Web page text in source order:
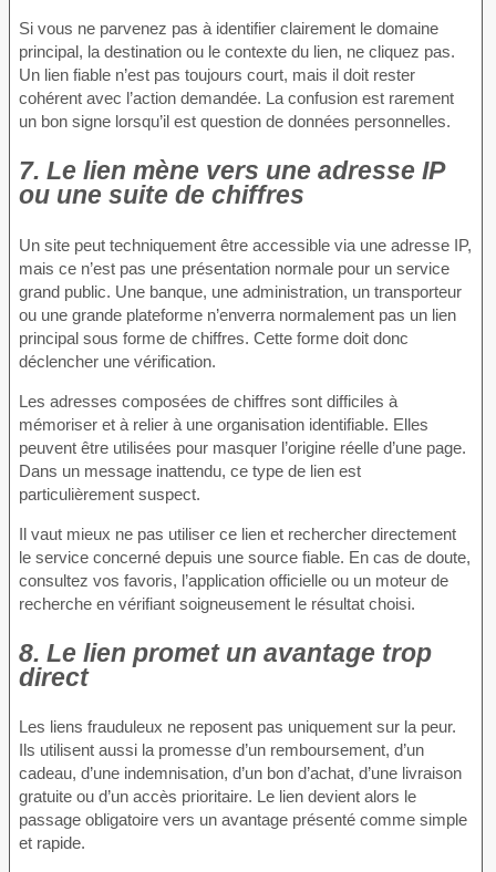
Si vous ne parvenez pas à identifier clairement le domaine
principal, la destination ou le contexte du lien, ne cliquez pas.
Un lien fiable n’est pas toujours court, mais il doit rester
cohérent avec l’action demandée. La confusion est rarement
un bon signe lorsqu’il est question de données personnelles.
7. Le lien mène vers une adresse IP
ou une suite de chiffres
Un site peut techniquement être accessible via une adresse IP,
mais ce n’est pas une présentation normale pour un service
grand public. Une banque, une administration, un transporteur
ou une grande plateforme n’enverra normalement pas un lien
principal sous forme de chiffres. Cette forme doit donc
déclencher une vérification.
Les adresses composées de chiffres sont difficiles à
mémoriser et à relier à une organisation identifiable. Elles
peuvent être utilisées pour masquer l’origine réelle d’une page.
Dans un message inattendu, ce type de lien est
particulièrement suspect.
Il vaut mieux ne pas utiliser ce lien et rechercher directement
le service concerné depuis une source fiable. En cas de doute,
consultez vos favoris, l’application officielle ou un moteur de
recherche en vérifiant soigneusement le résultat choisi.
8. Le lien promet un avantage trop
direct
Les liens frauduleux ne reposent pas uniquement sur la peur.
Ils utilisent aussi la promesse d’un remboursement, d’un
cadeau, d’une indemnisation, d’un bon d’achat, d’une livraison
gratuite ou d’un accès prioritaire. Le lien devient alors le
passage obligatoire vers un avantage présenté comme simple
et rapide.